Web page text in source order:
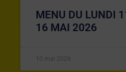
MENU DU LUNDI
16 MAI 2026
10 mai 2026